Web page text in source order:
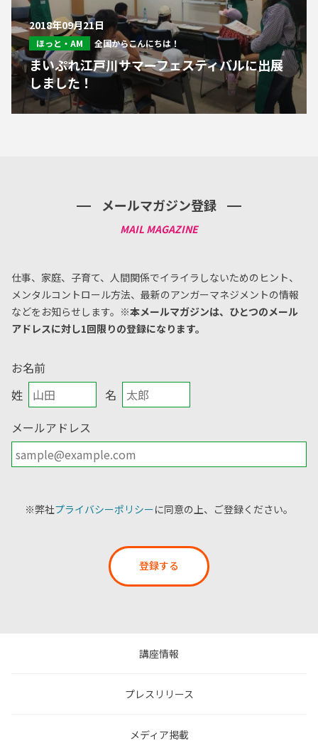
2018年09月21日
ほっと・AM 全国からこんにちは！
まいぷれ江戸川サマーフェスティバルに出展
しました！
メールマガジン登録
仕事、家庭、子育て、人間関係でイライラしないためのヒント、
メンタルコントロール方法、 最新のアンガーマネジメントの情報
などをお知らせします。 ※本メールマガジンは、ひとつのメール
アドレスに対し1回限りの登録になります。
お名前
姓
名
メールアドレス
※弊社プライバシーポリシーに同意の上、ご登録ください。
登録する
講座情報
プレスリリース
メディア掲載